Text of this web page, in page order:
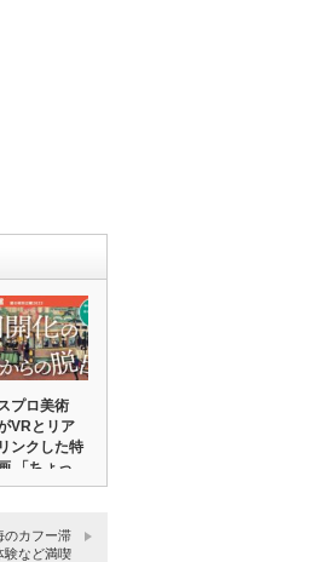
プロ美術
VRとリア
ンクした特
「ちょっ
のカフー滞
など満喫